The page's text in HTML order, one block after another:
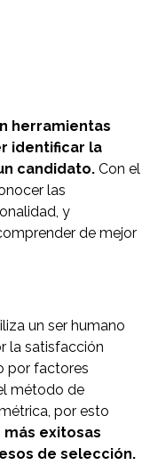
herramientas
identificar la
candidato. Con el
las
y
de mejor
un ser humano
la satisfacción
por factores
método de
por esto
más exitosas
de selección.